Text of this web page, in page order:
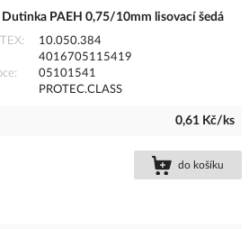
Dutinka PAEH 0,75/10mm lisovací šedá
10.050.384
4016705115419
05101541
PROTEC.CLASS
0,61 Kč/ks
do košíku